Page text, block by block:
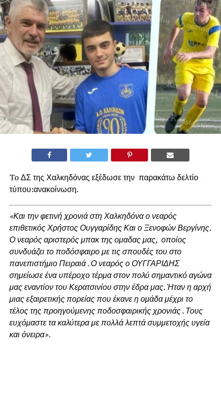
To ΔΣ της Χαλκηδόνας εξέδωσε την παρακάτω δελτίο
τύπου:ανακοίνωση.
«Και την φετινή χρονιά στη Χαλκηδόνα ο νεαρός
επιθετικός Χρήστος Ουγγαρίδης Και ο Ξενοφών Βεργίνης.
Ο νεαρός αριστερός μπακ της ομαδας μας, οποίος
συνδυάζει το ποδόσφαιρο με τις σπουδές του στο
πανεπιστήμιο Πειραιά . Ο νεαρός ο ΟΥΓΓΑΡΙΔΗΣ
σημείωσε ένα υπέροχο τέρμα στον πολύ σημαντικό αγώνα
μας εναντίον του Κερατσινίου στην έδρα μας. Ήταν η αρχή
μιας εξαιρετικής πορείας που έκανε η ομάδα μέχρι το
τέλος της προηγούμενης ποδοσφαιρικής χρονιάς . Τους
ευχόμαστε τα καλύτερα με πολλά λεπτά συμμετοχής υγεία
και όνειρα».